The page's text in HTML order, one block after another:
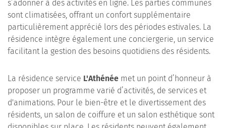
s’adonner à des activités en ligne. Les parties communes
sont climatisées, offrant un confort supplémentaire
particulièrement apprécié lors des périodes estivales. La
résidence intègre également une conciergerie, un service
facilitant la gestion des besoins quotidiens des résidents.
La résidence service L'Athénée met un point d’honneur à
proposer un programme varié d’activités, de services et
d'animations. Pour le bien-être et le divertissement des
résidents, un salon de coiffure et un salon esthétique sont